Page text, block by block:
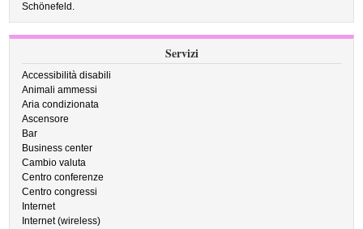
Schönefeld.
Servizi
Accessibilità disabili
Animali ammessi
Aria condizionata
Ascensore
Bar
Business center
Cambio valuta
Centro conferenze
Centro congressi
Internet
Internet (wireless)